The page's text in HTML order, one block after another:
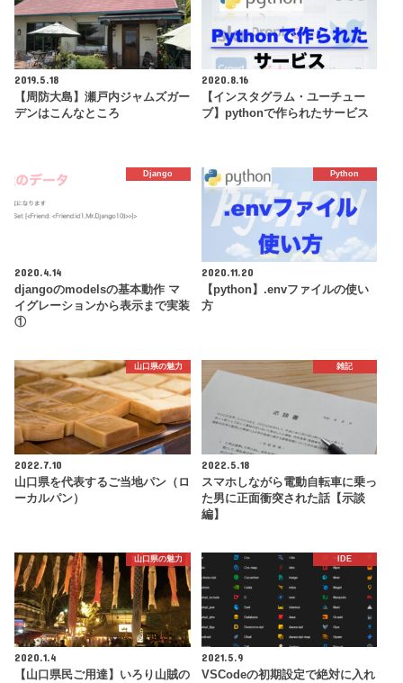
2019.5.18
【周防大島】瀬戸内ジャムズガー
デンはこんなところ
2020.8.16
【インスタグラム・ユーチュー
ブ】pythonで作られたサービス
Django
2020.4.14
djangoのmodelsの基本動作 マ
イグレーションから表示まで実装
①
Python
2020.11.20
【python】.envファイルの使い
方
山口県の魅力
2022.7.10
山口県を代表するご当地パン（ロ
ーカルパン）
雑記
2022.5.18
スマホしながら電動自転車に乗っ
た男に正面衝突された話【示談
編】
山口県の魅力
2020.1.4
【山口県民ご用達】いろり山賊の
IDE
2021.5.9
VSCodeの初期設定で絶対に入れ